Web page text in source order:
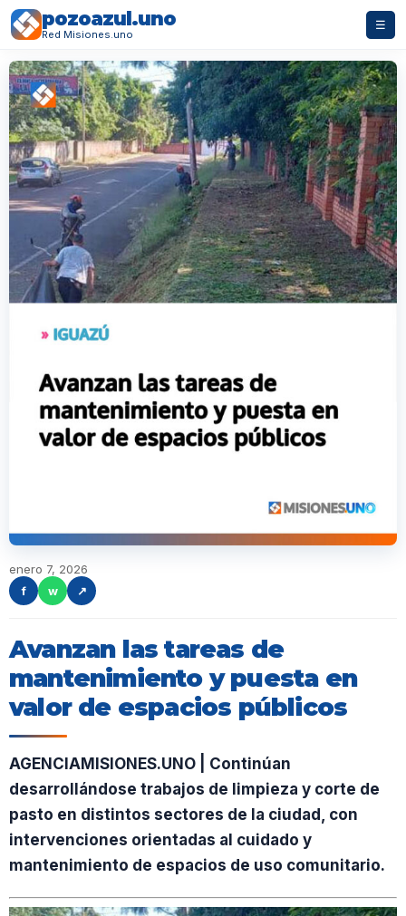
pozoazul.uno
Red Misiones.uno
☰
enero 7, 2026
f
w ↗
Avanzan las tareas de
mantenimiento y puesta en
valor de espacios públicos
AGENCIAMISIONES.UNO | Continúan
desarrollándose trabajos de limpieza y corte de
pasto en distintos sectores de la ciudad, con
intervenciones orientadas al cuidado y
mantenimiento de espacios de uso comunitario.